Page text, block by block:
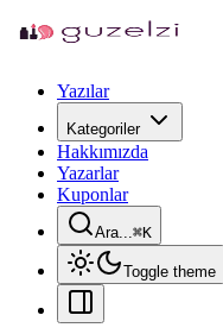
Yazılar
Kategoriler
Hakkımızda
Yazarlar
Kuponlar
Ara...⌘K
Toggle theme